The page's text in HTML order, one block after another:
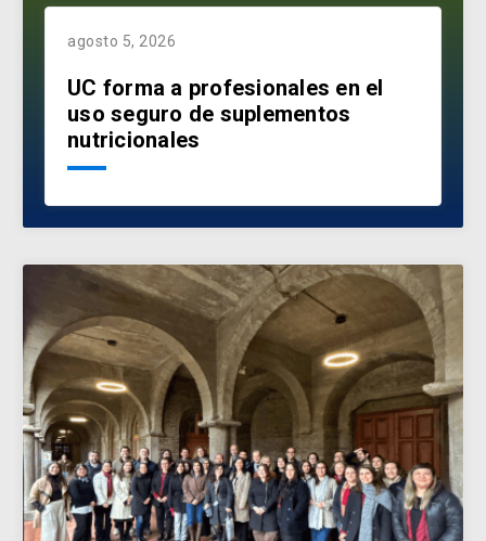
agosto 5, 2026
UC forma a profesionales en el
uso seguro de suplementos
nutricionales